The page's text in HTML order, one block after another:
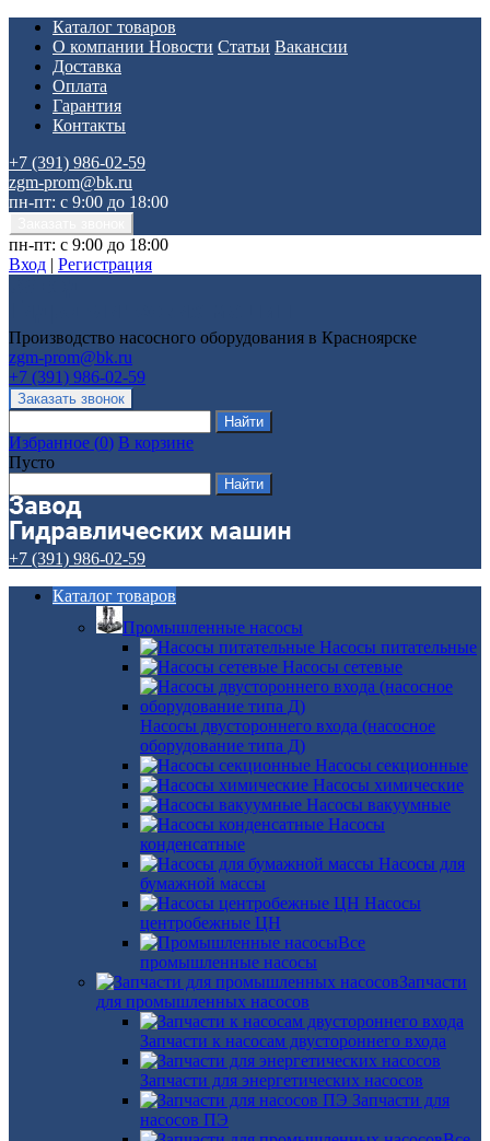
Каталог товаров
О компании Новости Статьи Вакансии
Доставка
Оплата
Гарантия
Контакты
+7 (391) 986-02-59
zgm-prom@bk.ru
пн-пт: с 9:00 до 18:00
пн-пт: с 9:00 до 18:00
Вход | Регистрация
Производство насосного оборудования в Красноярске
zgm-prom@bk.ru
+7 (391) 986-02-59
Избранное (0) В корзине
Пусто
+7 (391) 986-02-59
Каталог товаров
Промышленные насосы
Насосы питательные
Насосы сетевые
Насосы двустороннего входа (насосное
оборудование типа Д)
Насосы секционные
Насосы химические
Насосы вакуумные
Насосы
конденсатные
Насосы для
бумажной массы
Насосы
центробежные ЦН
Все
промышленные насосы
Запчасти
для промышленных насосов
Запчасти к насосам двустороннего входа
Запчасти для энергетических насосов
Запчасти для
насосов ПЭ